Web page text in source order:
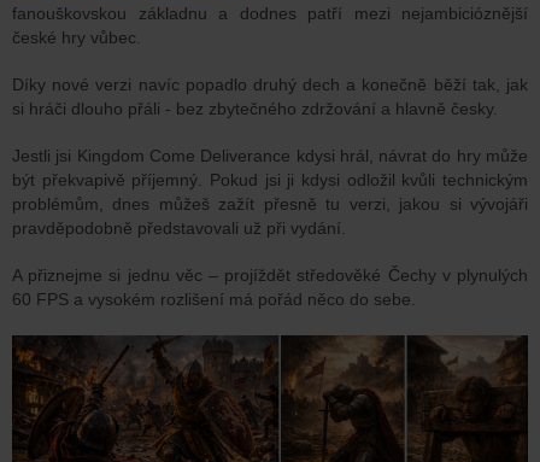
fanouškovskou základnu a dodnes patří mezi nejambicióznější
české hry vůbec.
Díky nové verzi navíc popadlo druhý dech a konečně běží tak, jak
si hráči dlouho přáli - bez zbytečného zdržování a hlavně česky.
Jestli jsi Kingdom Come Deliverance kdysi hrál, návrat do hry může
být překvapivě příjemný. Pokud jsi ji kdysi odložil kvůli technickým
problémům, dnes můžeš zažít přesně tu verzi, jakou si vývojáři
pravděpodobně představovali už při vydání.
A přiznejme si jednu věc – projíždět středověké Čechy v plynulých
60 FPS a vysokém rozlišení má pořád něco do sebe.